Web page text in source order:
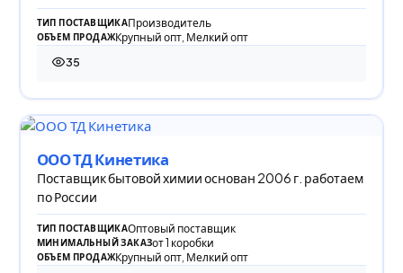
ТИП ПОСТАВЩИКАПроизводитель
ОБЪЕМ ПРОДАЖКрупный опт, Мелкий опт
35
35 просмотров
ООО ТД Кинетика
Поставщик бытовой химии основан 2006 г. работаем
по России
ТИП ПОСТАВЩИКАОптовый поставщик
МИНИМАЛЬНЫЙ ЗАКАЗот 1 коробки
ОБЪЕМ ПРОДАЖКрупный опт, Мелкий опт